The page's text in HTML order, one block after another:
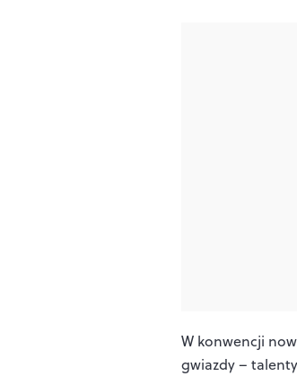
W konwencji
gwiazdy –